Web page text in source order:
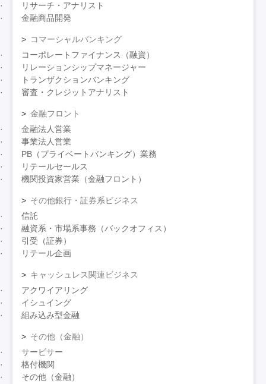
リサーチ・アナリスト
金融商品開発
コマーシャルバンキング
コーポレートファイナンス（融資）
リレーションシップマネージャー
トランザクションバンキング
審査・クレジットアナリスト
金融フロント
金融法人営業
事業法人営業
PB（プライベートバンキング）業務
リテールセールス
機関投資家営業（金融フロント）
その他銀行・証券系ビジネス
信託
融資系・市場系事務（バックオフィス）
引受（証券）
リテール企画
キャッシュレス関連ビジネス
アクワイアリング
イシュイング
組み込み型金融
その他（金融）
サービサー
格付機関
その他（金融）